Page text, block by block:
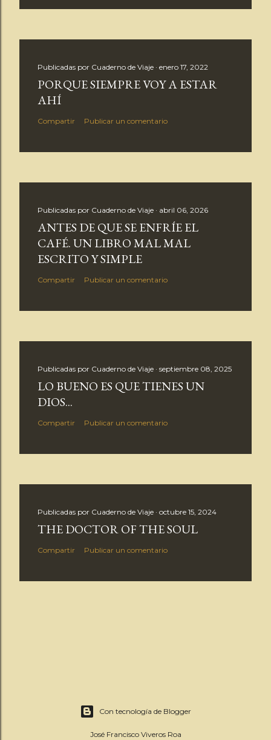
Publicadas por Cuaderno de Viaje enero 17, 2022
PORQUE SIEMPRE VOY A ESTAR
AHÍ
Compartir Publicar un comentario
Publicadas por Cuaderno de Viaje abril 06, 2026
ANTES DE QUE SE ENFRÍE EL
CAFÉ. UN LIBRO MAL MAL
ESCRITO Y SIMPLE
Compartir Publicar un comentario
Publicadas por Cuaderno de Viaje septiembre 08, 2025
LO BUENO ES QUE TIENES UN
DIOS...
Compartir Publicar un comentario
Publicadas por Cuaderno de Viaje octubre 15, 2024
THE DOCTOR OF THE SOUL
Compartir Publicar un comentario
Con tecnología de Blogger
José Francisco Viveros Roa